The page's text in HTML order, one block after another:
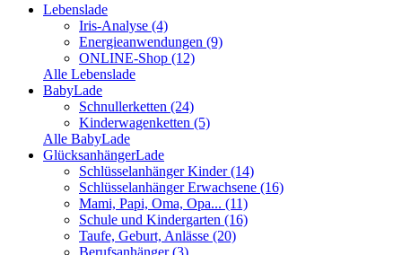
Lebenslade
Iris-Analyse (4)
Energieanwendungen (9)
ONLINE-Shop (12)
Alle Lebenslade
BabyLade
Schnullerketten (24)
Kinderwagenketten (5)
Alle BabyLade
GlücksanhängerLade
Schlüsselanhänger Kinder (14)
Schlüsselanhänger Erwachsene (16)
Mami, Papi, Oma, Opa... (11)
Schule und Kindergarten (16)
Taufe, Geburt, Anlässe (20)
Berufsanhänger (3)